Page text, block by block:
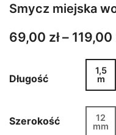
Smycz miejska
69,00 zł – 119,00
Długość
1,5
m
Szerokość
12
mm